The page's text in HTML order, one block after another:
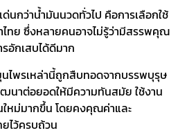
กว่าน้ำมันนวดทั่วไป คือการเลือกใช้
ทย ซึ่งหลายคนอาจไม่รู้ว่ามีสรรพคุณ
อักเสบได้ดีมาก
นไพรเหล่านี้ถูกสืบทอดจากบรรพบุรุษ
นาต่อยอดให้มีความทันสมัย ใช้งาน
หม่มากขึ้น โดยคงคุณค่าและ
ไว้ครบถ้วน